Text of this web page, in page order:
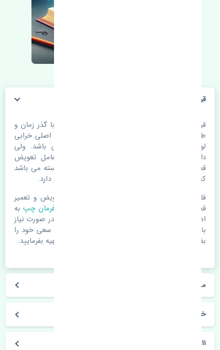
قرقری فرمان چپ پورشه 911 اصلی
قرقری فرمان چپ پورشه 911 اصلی. قطعات خودرو با گذر زمان و
طی مسافت مستحلک می شوند. اغلب اوقات علت اصلی خرابی
لوازم یدکی اتومبیل مستحلک شدن قطعات می باشد. ولی
دلایلی مثل تصادفات و حوادث نیز می تواند عامل تعویض
قطعات یدکی باشد. خودرو مجموعه ای به هم پیوسته می باشد
که هر قطعه روی قطعه یا قطعات دیگر تاثیر مستقیم دارد.
فلذا در صورت خرابی در اسرع زمان نسبت به تعویض و تعمیر
قطعات یدکی اقدام فرمایید. در زمان
خرید قرقری فرمان چپ به
اصلی بودن و کیفیت قطعات بسیار توجه بفرمایید. در صورت نیاز
با مکانیک و کارشناسان در این زمینه مشورت کنید. سعی خود را
بفرمایید تا قطعات یدکی را از فروشگاه های معتبر تهیه بفرمایید.
مشخصات فنی قرقری فرمان چپ پورشه 911 اصلی
خودروسازی پورشه
911